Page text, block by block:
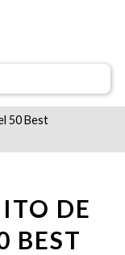
50 Best
DE
BEST